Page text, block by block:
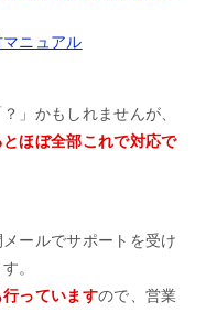
ニュアル
」かもしれませんが、
ほぼ全部これで対応で
ールでサポートを受け
。
っていますので、営業